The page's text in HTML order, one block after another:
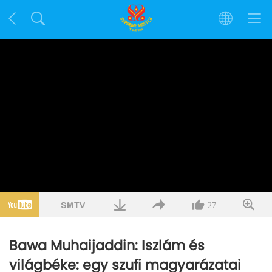
27
Bawa Muhaijaddin: Iszlám és
világbéke: egy szufi magyarázatai